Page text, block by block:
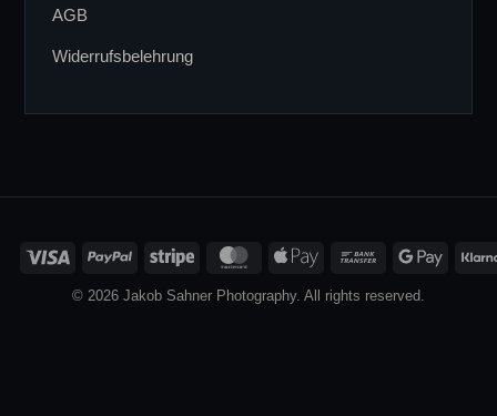
AGB
Widerrufsbelehrung
Visa PayPal Stripe MasterCardApple
Bank
Google
© 2026 Jakob Sahner Photography. All rights reserved.